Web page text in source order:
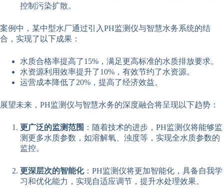
控制污染扩散。
案例中，某中型水厂通过引入PH监测仪与智慧水务系统的结
合，实现了以下成果：
水质合格率提高了15%，满足更高标准的水质排放要求。
水资源利用效率提升了10%，有效节约了水资源。
运营成本降低了20%，提高了经济效益。
展望未来，PH监测仪与智慧水务的深度融合将呈现以下趋势：
更广泛的监测范围 ：随着技术的进步，PH监测仪将能够监
测更多水质参数，如溶解氧、浊度等，实现全水质参数的
监控。
更深层次的智能化：PH监测仪将更加智能化，具备自我学
习和优化能力，实现自适应调节，提升水处理效果。